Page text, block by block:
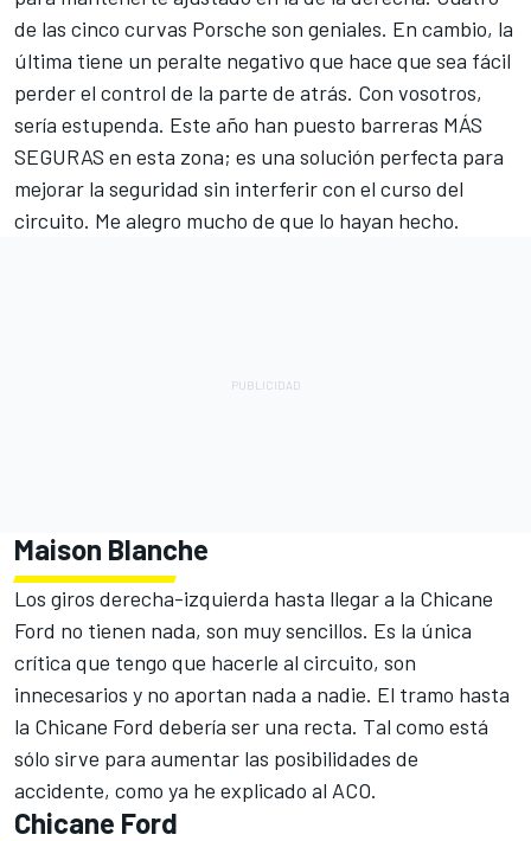
de las cinco curvas Porsche son geniales. En cambio, la
última tiene un peralte negativo que hace que sea fácil
perder el control de la parte de atrás. Con vosotros,
sería estupenda. Este año han puesto barreras MÁS
SEGURAS en esta zona; es una solución perfecta para
mejorar la seguridad sin interferir con el curso del
circuito. Me alegro mucho de que lo hayan hecho.
Maison Blanche
Los giros derecha-izquierda hasta llegar a la Chicane
Ford no tienen nada, son muy sencillos. Es la única
crítica que tengo que hacerle al circuito, son
innecesarios y no aportan nada a nadie. El tramo hasta
la Chicane Ford debería ser una recta. Tal como está
sólo sirve para aumentar las posibilidades de
accidente, como ya he explicado al ACO.
Chicane Ford